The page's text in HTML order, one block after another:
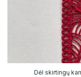
Dėl skirtingų